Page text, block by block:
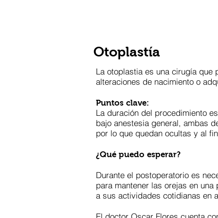
Otoplastía
La otoplastia es una cirugía que
alteraciones de nacimiento o
Puntos clave:
La duración del procedimiento
bajo anestesia general, ambas
por lo que quedan ocultas y al
¿Qué puedo esperar?
Durante el postoperatorio es
para mantener las orejas en
a sus actividades cotidianas en